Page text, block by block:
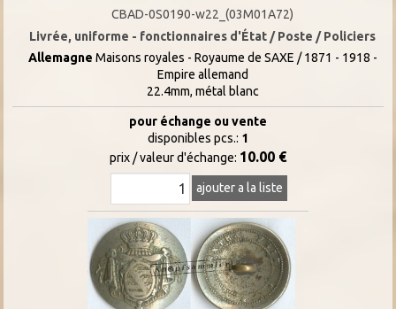
CBAD-0S0190-w22_(03M01A72)
Livrée, uniforme - fonctionnaires d'État / Poste / Policiers
Allemagne Maisons royales - Royaume de SAXE / 1871 - 1918 -
Empire allemand
22.4mm, métal blanc
pour échange ou vente
disponibles pcs.: 1
prix / valeur d'échange: 10.00 €
ajouter a la liste